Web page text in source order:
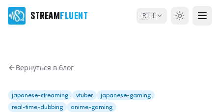
StreamFluent 🇷🇺
Вернуться в блог
japanese-streaming vtuber
japanese-gaming
real-time-dubbing
anime-gaming